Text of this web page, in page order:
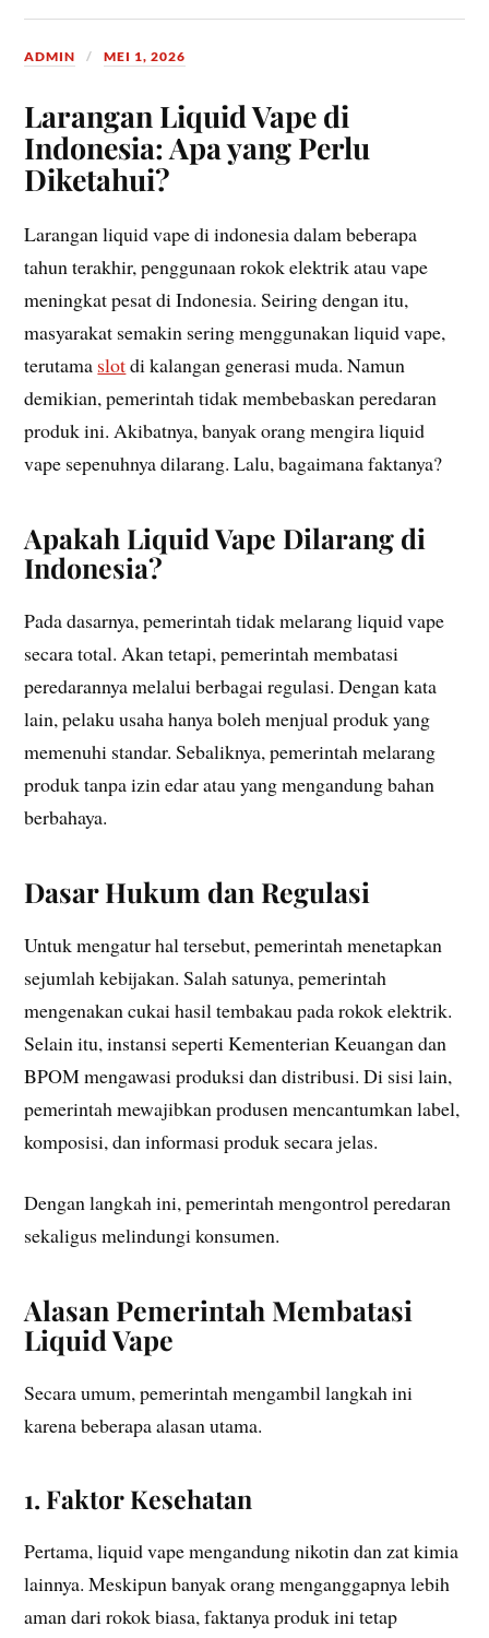
ADMIN MEI 1, 2026
Larangan Liquid Vape di
Indonesia: Apa yang Perlu
Diketahui?
Larangan liquid vape di indonesia dalam beberapa
tahun terakhir, penggunaan rokok elektrik atau vape
meningkat pesat di Indonesia. Seiring dengan itu,
masyarakat semakin sering menggunakan liquid vape,
terutama slotdi kalangan generasi muda. Namun
demikian, pemerintah tidak membebaskan peredaran
produk ini. Akibatnya, banyak orang mengira liquid
vape sepenuhnya dilarang. Lalu, bagaimana faktanya?
Apakah Liquid Vape Dilarang di
Indonesia?
Pada dasarnya, pemerintah tidak melarang liquid vape
secara total. Akan tetapi, pemerintah membatasi
peredarannya melalui berbagai regulasi. Dengan kata
lain, pelaku usaha hanya boleh menjual produk yang
memenuhi standar. Sebaliknya, pemerintah melarang
produk tanpa izin edar atau yang mengandung bahan
berbahaya.
Dasar Hukum dan Regulasi
Untuk mengatur hal tersebut, pemerintah menetapkan
sejumlah kebijakan. Salah satunya, pemerintah
mengenakan cukai hasil tembakau pada rokok elektrik.
Selain itu, instansi seperti Kementerian Keuangan dan
BPOM mengawasi produksi dan distribusi. Di sisi lain,
pemerintah mewajibkan produsen mencantumkan label,
komposisi, dan informasi produk secara jelas.
Dengan langkah ini, pemerintah mengontrol peredaran
sekaligus melindungi konsumen.
Alasan Pemerintah Membatasi
Liquid Vape
Secara umum, pemerintah mengambil langkah ini
karena beberapa alasan utama.
1. Faktor Kesehatan
Pertama, liquid vape mengandung nikotin dan zat kimia
lainnya. Meskipun banyak orang menganggapnya lebih
aman dari rokok biasa, faktanya produk ini tetap